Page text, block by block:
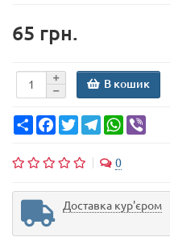
65 грн.
В кошик
Share FacebookTwitterTelegramWhatsApp
0
Доставка кур'єром